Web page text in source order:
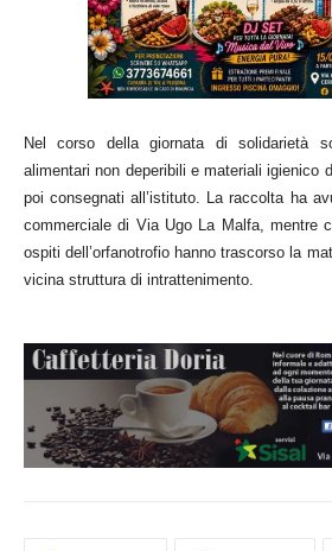
Nel corso della giornata di solidarietà
alimentari non deperibili e materiali igienico
poi consegnati all’istituto. La raccolta ha
commerciale di Via Ugo La Malfa, mentre
ospiti dell’orfanotrofio hanno trascorso la
vicina struttura di intrattenimento.